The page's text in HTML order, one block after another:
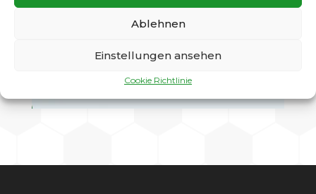
Ablehnen
Einstellungen ansehen
Cookie Richtlinie